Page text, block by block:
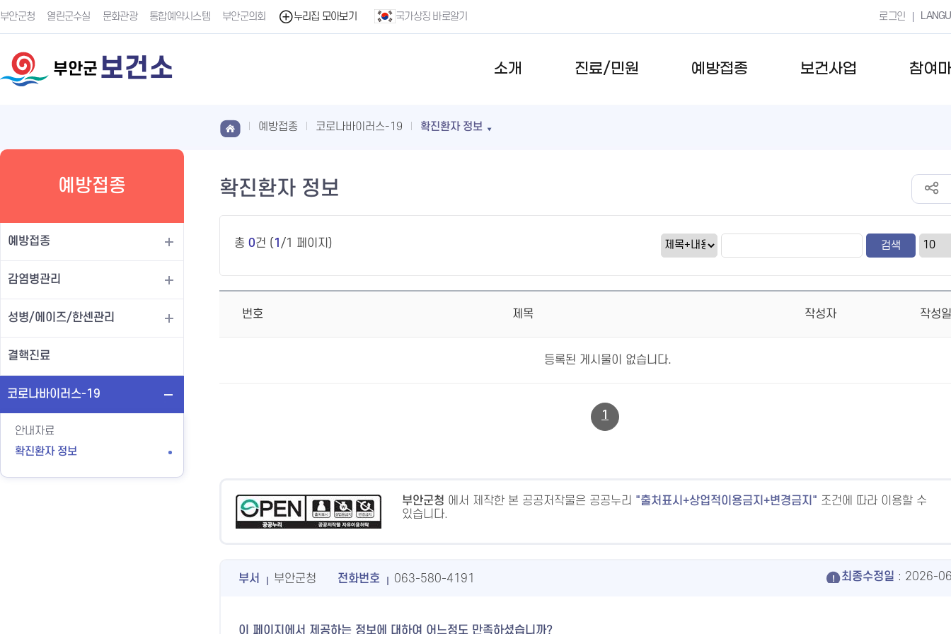
부안군청 열린군수실 문화관광 통합예약시스템 부안군의회 누리집 모아보기 국가상징 바로알기 로그인
부안군 보건소 소개 진료/민원 예방접종 보건사업 참여
예방접종
예방접종
감염병관리
성병/에이즈/한센관리
결핵진료
코로나바이러스-19
안내자료
확진환자 정보
예방접종 코로나바이러스-19 확진환자 정보
확진환자 정보
총 0건 ( 1 /1 페이지)
번호 제목 작성자 작성일
등록된 게시물이 없습니다.
1
부안군청 에서 제작한 본 공공저작물은 공공누리 출처표시+상업적이용금지+변경금지
조건에 따라 이용할 수
있습니다.
부서 부안군청 전화번호 063-580-4191 최종수정일 : 2026-
이 페이지에서 제공하는 정보에 대하여 어느정도 만족하셨습니까?